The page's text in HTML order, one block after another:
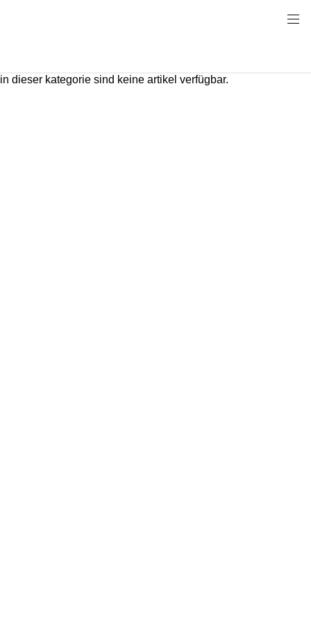
in dieser kategorie sind keine artikel verfügbar.